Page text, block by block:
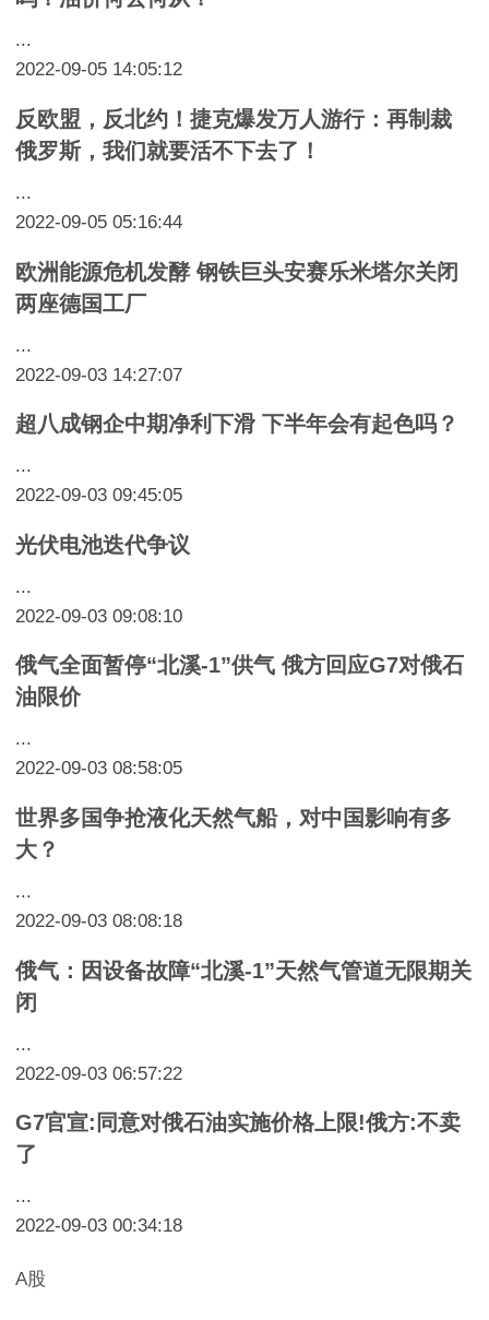
...
2022-09-05 14:05:12
反欧盟，反北约！捷克爆发万人游行：再制裁
俄罗斯，我们就要活不下去了！
...
2022-09-05 05:16:44
欧洲能源危机发酵 钢铁巨头安赛乐米塔尔关闭
两座德国工厂
...
2022-09-03 14:27:07
超八成钢企中期净利下滑 下半年会有起色吗？
...
2022-09-03 09:45:05
光伏电池迭代争议
...
2022-09-03 09:08:10
俄气全面暂停“北溪-1”供气 俄方回应G7对俄石
油限价
...
2022-09-03 08:58:05
世界多国争抢液化天然气船，对中国影响有多
大？
...
2022-09-03 08:08:18
俄气：因设备故障“北溪-1”天然气管道无限期关
闭
...
2022-09-03 06:57:22
G7官宣:同意对俄石油实施价格上限!俄方:不卖
了
...
2022-09-03 00:34:18
A股